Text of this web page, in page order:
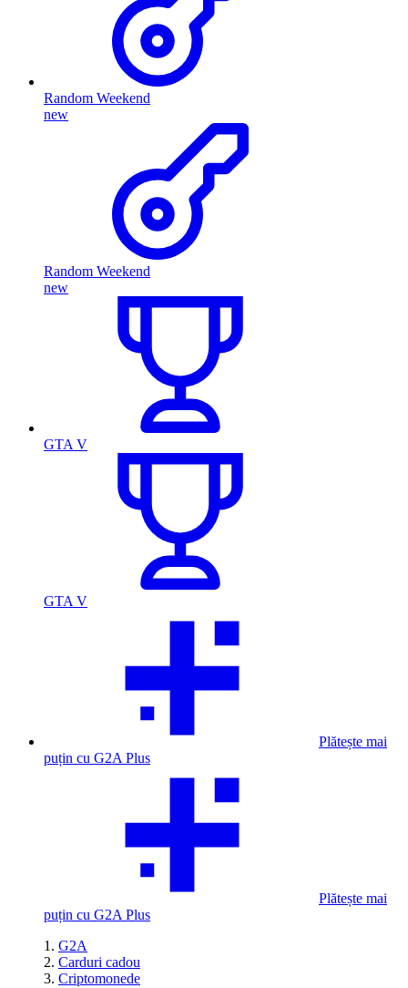
Random Weekend
new
Random Weekend
new
GTA V
GTA V
Plătește mai
puțin cu G2A Plus
Plătește mai
puțin cu G2A Plus
G2A
Carduri cadou
Criptomonede